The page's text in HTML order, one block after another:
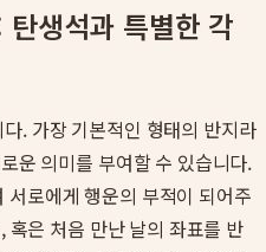
생석과 특별한 각
. 가장 기본적인 형태의 반지라
운 의미를 부여할 수 있습니다.
로에게 행운의 부적이 되어주
혹은 처음 만난 날의 좌표를 반